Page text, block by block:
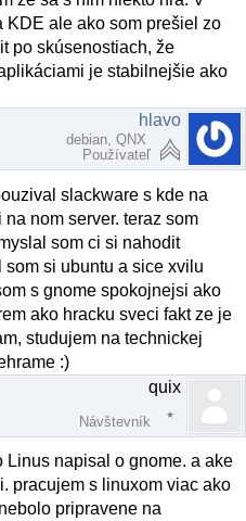
KDE ale ako som prešiel zo
po skúsenostiach, že
je stabilnejšie ako
hlavo
debian, QNX
Používateľ
slackware s kde na
nom server. teraz som
som ci si nahodit
si ubuntu a sice xvilu
s gnome spokojnejsi ako
ako hracku sveci fakt ze je
studujem na technickej
:)
quix
Návštevník
Linus napisal o gnome. a ake
pracujem s linuxom viac ako
pripravene na